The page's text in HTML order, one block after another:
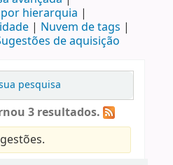
hierarquia
Nuvem de tags
de aquisição
pesquisa
3 resultados.